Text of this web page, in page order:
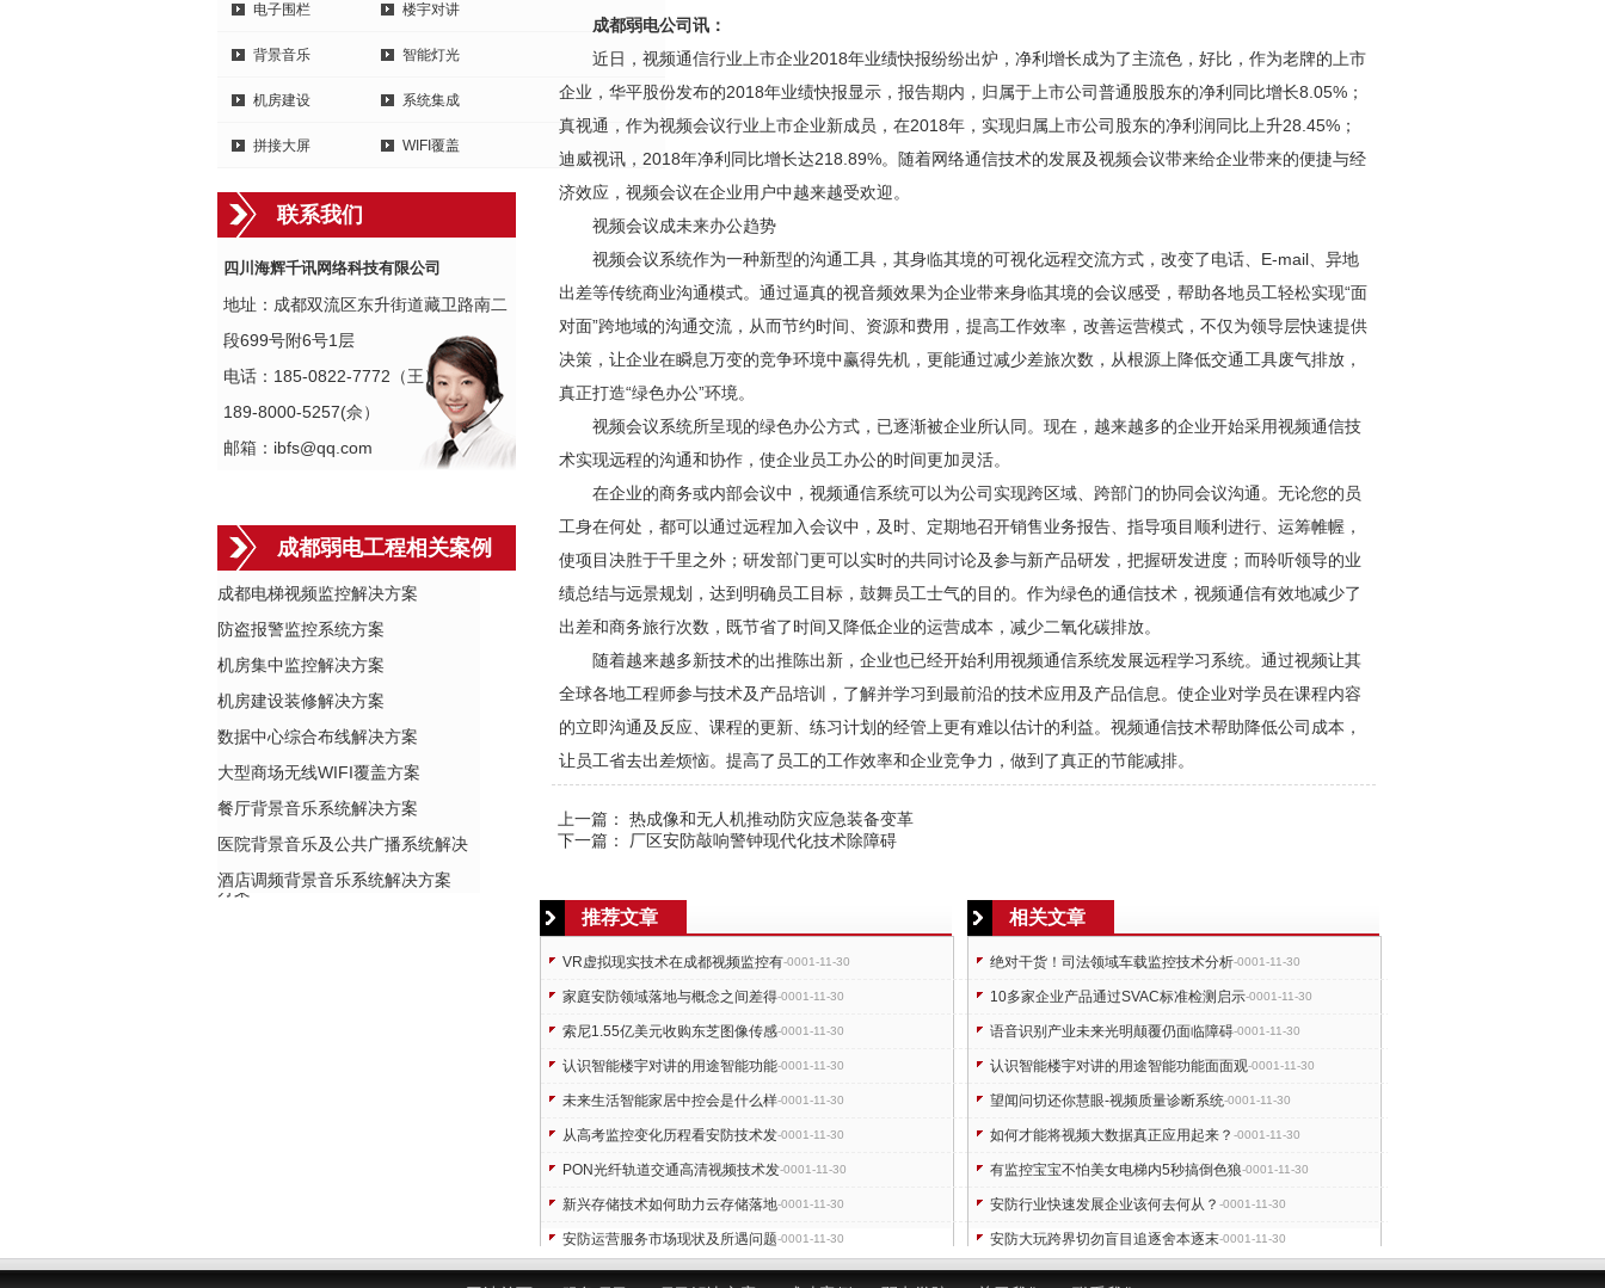
电子围栏 楼宇对讲
背景音乐 智能灯光
机房建设 系统集成
拼接大屏 WIFI覆盖
联系我们
四川海辉千讯网络科技有限公司
地址：成都双流区东升街道藏卫路南二
段699号附6号1层
电话：185-0822-7772（王）
189-8000-5257(佘）
邮箱：ibfs@qq.com
成都弱电工程相关案例
成都电梯视频监控解决方案
防盗报警监控系统方案
机房集中监控解决方案
机房建设装修解决方案
数据中心综合布线解决方案
大型商场无线WIFI覆盖方案
餐厅背景音乐系统解决方案
医院背景音乐及公共广播系统解决
方案
酒店调频背景音乐系统解决方案
成都弱电公司讯：
近日，视频通信行业上市企业2018年业绩快报纷纷出炉，净利增长成为了主流色，好比，作为老牌的上市
企业，华平股份发布的2018年业绩快报显示，报告期内，归属于上市公司普通股股东的净利同比增长8.05%；
真视通，作为视频会议行业上市企业新成员，在2018年，实现归属上市公司股东的净利润同比上升28.45%；
迪威视讯，2018年净利同比增长达218.89%。随着网络通信技术的发展及视频会议带来给企业带来的便捷与经
济效应，视频会议在企业用户中越来越受欢迎。
视频会议成未来办公趋势
视频会议系统作为一种新型的沟通工具，其身临其境的可视化远程交流方式，改变了电话、E-mail、异地
出差等传统商业沟通模式。通过逼真的视音频效果为企业带来身临其境的会议感受，帮助各地员工轻松实现“面
对面”跨地域的沟通交流，从而节约时间、资源和费用，提高工作效率，改善运营模式，不仅为领导层快速提供
决策，让企业在瞬息万变的竞争环境中赢得先机，更能通过减少差旅次数，从根源上降低交通工具废气排放，
真正打造“绿色办公”环境。
视频会议系统所呈现的绿色办公方式，已逐渐被企业所认同。现在，越来越多的企业开始采用视频通信技
术实现远程的沟通和协作，使企业员工办公的时间更加灵活。
在企业的商务或内部会议中，视频通信系统可以为公司实现跨区域、跨部门的协同会议沟通。无论您的员
工身在何处，都可以通过远程加入会议中，及时、定期地召开销售业务报告、指导项目顺利进行、运筹帷幄，
使项目决胜于千里之外；研发部门更可以实时的共同讨论及参与新产品研发，把握研发进度；而聆听领导的业
绩总结与远景规划，达到明确员工目标，鼓舞员工士气的目的。作为绿色的通信技术，视频通信有效地减少了
出差和商务旅行次数，既节省了时间又降低企业的运营成本，减少二氧化碳排放。
随着越来越多新技术的出推陈出新，企业也已经开始利用视频通信系统发展远程学习系统。通过视频让其
全球各地工程师参与技术及产品培训，了解并学习到最前沿的技术应用及产品信息。使企业对学员在课程内容
的立即沟通及反应、课程的更新、练习计划的经管上更有难以估计的利益。视频通信技术帮助降低公司成本，
让员工省去出差烦恼。提高了员工的工作效率和企业竞争力，做到了真正的节能减排。
上一篇： 热成像和无人机推动防灾应急装备变革
下一篇： 厂区安防敲响警钟现代化技术除障碍
推荐文章
VR虚拟现实技术在成都视频监控有-0001-11-30
家庭安防领域落地与概念之间差得-0001-11-30
索尼1.55亿美元收购东芝图像传感-0001-11-30
认识智能楼宇对讲的用途智能功能-0001-11-30
未来生活智能家居中控会是什么样-0001-11-30
从高考监控变化历程看安防技术发-0001-11-30
PON光纤轨道交通高清视频技术发-0001-11-30
新兴存储技术如何助力云存储落地-0001-11-30
安防运营服务市场现状及所遇问题-0001-11-30
别说我村炮看城里人怎玩视频运维-0001-11-30
相关文章
绝对干货！司法领域车载监控技术分析-0001-11-30
10多家企业产品通过SVAC标准检测启示-0001-11-30
语音识别产业未来光明颠覆仍面临障碍-0001-11-30
认识智能楼宇对讲的用途智能功能面面观-0001-11-30
望闻问切还你慧眼-视频质量诊断系统-0001-11-30
如何才能将视频大数据真正应用起来？ -0001-11-30
有监控宝宝不怕美女电梯内5秒搞倒色狼-0001-11-30
安防行业快速发展企业该何去何从？ -0001-11-30
安防大玩跨界切勿盲目追逐舍本逐末-0001-11-30
家庭安防：对冰冷的工业化监控说NO-0001-11-30